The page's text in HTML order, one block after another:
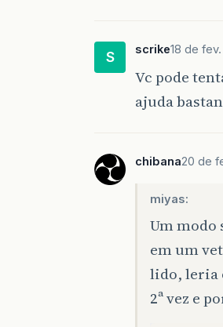
S scrike18 de
Vc pode
ajuda
chibana20 de
miyas:
Um modo
em um
lido, leria
2ª vez e